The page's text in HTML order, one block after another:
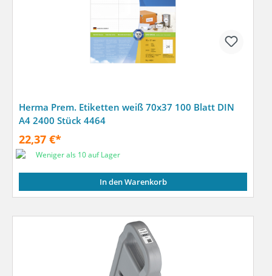
Herma Prem. Etiketten weiß 70x37 100 Blatt DIN
A4 2400 Stück 4464
22,37 €*
Weniger als 10 auf Lager
In den Warenkorb